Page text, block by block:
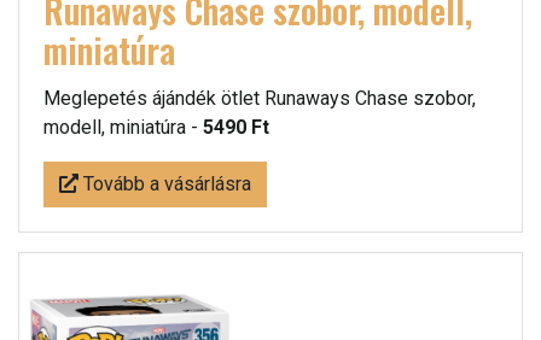
Runaways Chase szobor, modell,
miniatúra
Meglepetés ájándék ötlet Runaways Chase szobor,
modell, miniatúra - 5490 Ft
Tovább a vásárlásra